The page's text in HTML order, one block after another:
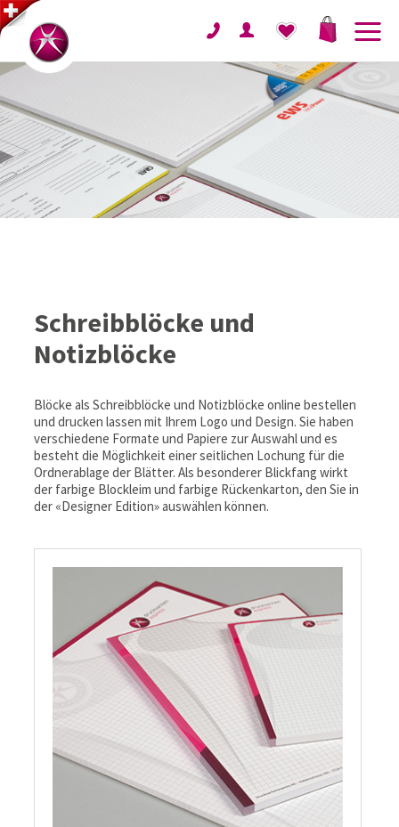
Schreibblöcke und
Notizblöcke
Blöcke als Schreibblöcke und Notizblöcke online bestellen
und drucken lassen mit Ihrem Logo und Design. Sie haben
verschiedene Formate und Papiere zur Auswahl und es
besteht die Möglichkeit einer seitlichen Lochung für die
Ordnerablage der Blätter. Als besonderer Blickfang wirkt
der farbige Blockleim und farbige Rückenkarton, den Sie in
der «Designer Edition» auswählen können.